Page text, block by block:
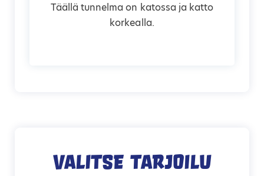
Täällä tunnelma on katossa ja katto
korkealla.
Valitse tarjoilu